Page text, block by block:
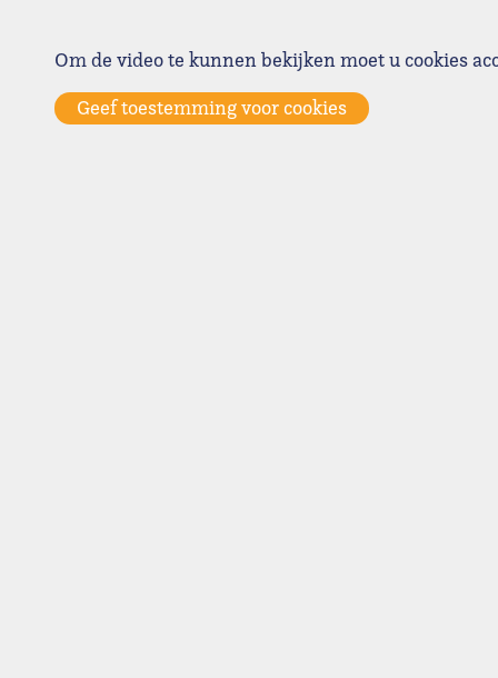
Om de video te kunnen bekijken moet u cookies
Geef toestemming voor cookies